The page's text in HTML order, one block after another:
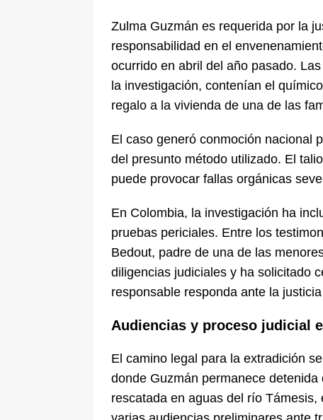
Zulma Guzmán es requerida por la
responsabilidad en el
ocurrido en abril del año pasado.
la investigación, contenían el
regalo a la vivienda de una de las
El caso generó conmoción nacional
del presunto método utilizado. El
puede provocar fallas orgánicas
En Colombia, la investigación ha
pruebas periciales. Entre los
Bedout, padre de una de las
diligencias judiciales y ha solicitado
responsable responda ante la
Audiencias y proceso judicial
El camino legal para la extradición
donde Guzmán permanece
rescatada en aguas del río